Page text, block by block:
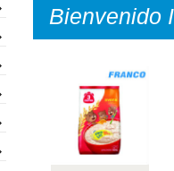
Bienvenido